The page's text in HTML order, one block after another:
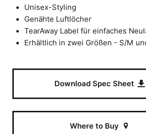
Unisex-Styling
Genähte Luftlöcher
TearAway Label für einfaches
Erhältlich in zwei Größen - S/M
Download Spec Sheet
Where to Buy